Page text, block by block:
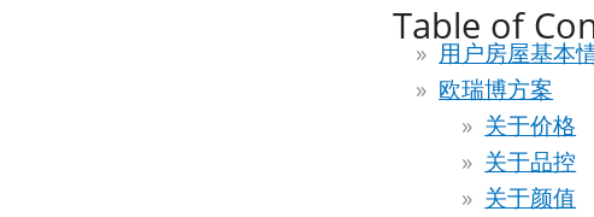
Table of
用户房屋基本
欧瑞博方案
关于价格
关于品控
关于颜值